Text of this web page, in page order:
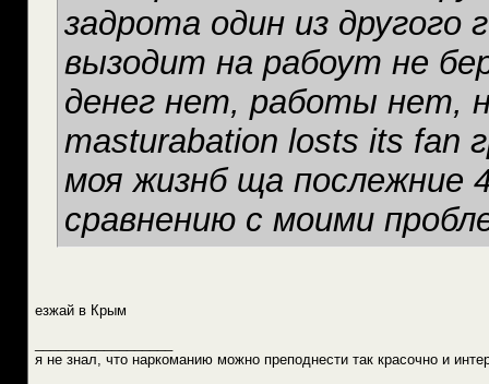
задрота один из другого
вызодит на рабоут не
денег нет, работы нет,
masturabation losts its fan
моя жизнб ща послежние
сравнению с моими
езжай в Крым
я не знал, что наркоманию можно преподнести так красочно и